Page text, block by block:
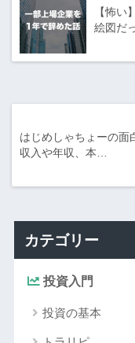
【怖い
絵図だ
はじめしゃちょーの面
収入や年収、本…
カテゴリー
投資入門
投資の基本